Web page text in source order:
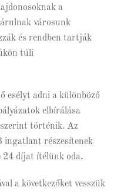
a
városunk
és rendben tartják
túli
esélyt adni a különböző
elbírálása
történik. Az
ingatlant részesítenek
24 díjat ítélünk oda.
a következőket vesszük